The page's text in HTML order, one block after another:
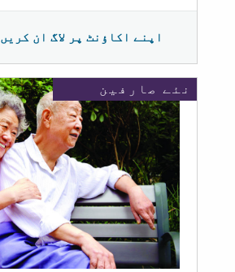
اپنے اکاؤنٹ پر لاگ ان کریں
نئے صارفین